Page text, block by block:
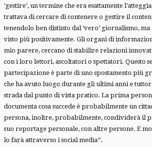
‘gestire’, un termine che era esattamente
trattava di cercare di contenere o gestire il
tenendolo ben distinto dal ‘vero’ giornalismo, ma
visto più positivamente. Gli organi di
mio parere, cercano di stabilire relazioni
con i loro lettori, ascoltatori o spettatori. Questo
partecipazione è parte di uno spostamento più
che ha avuto luogo durante gli ultimi anni e
strada dal punto di vista pratico. La prima
documenta cosa succede è probabilmente un
persona, inoltre, probabilmente, condividerà il
suo reportage personale, con altre persone. E
lo farà attraverso i social media”.